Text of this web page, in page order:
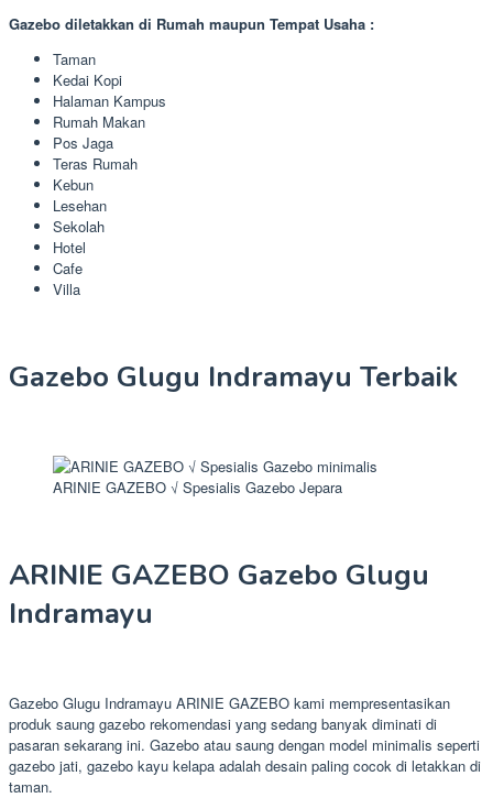
Gazebo diletakkan di Rumah maupun Tempat Usaha :
Taman
Kedai Kopi
Halaman Kampus
Rumah Makan
Pos Jaga
Teras Rumah
Kebun
Lesehan
Sekolah
Hotel
Cafe
Villa
Gazebo Glugu Indramayu Terbaik
ARINIE GAZEBO √ Spesialis Gazebo Jepara
ARINIE GAZEBO Gazebo Glugu
Indramayu
Gazebo Glugu Indramayu ARINIE GAZEBO kami mempresentasikan
produk saung gazebo rekomendasi yang sedang banyak diminati di
pasaran sekarang ini. Gazebo atau saung dengan model minimalis seperti
gazebo jati, gazebo kayu kelapa adalah desain paling cocok di letakkan di
taman.